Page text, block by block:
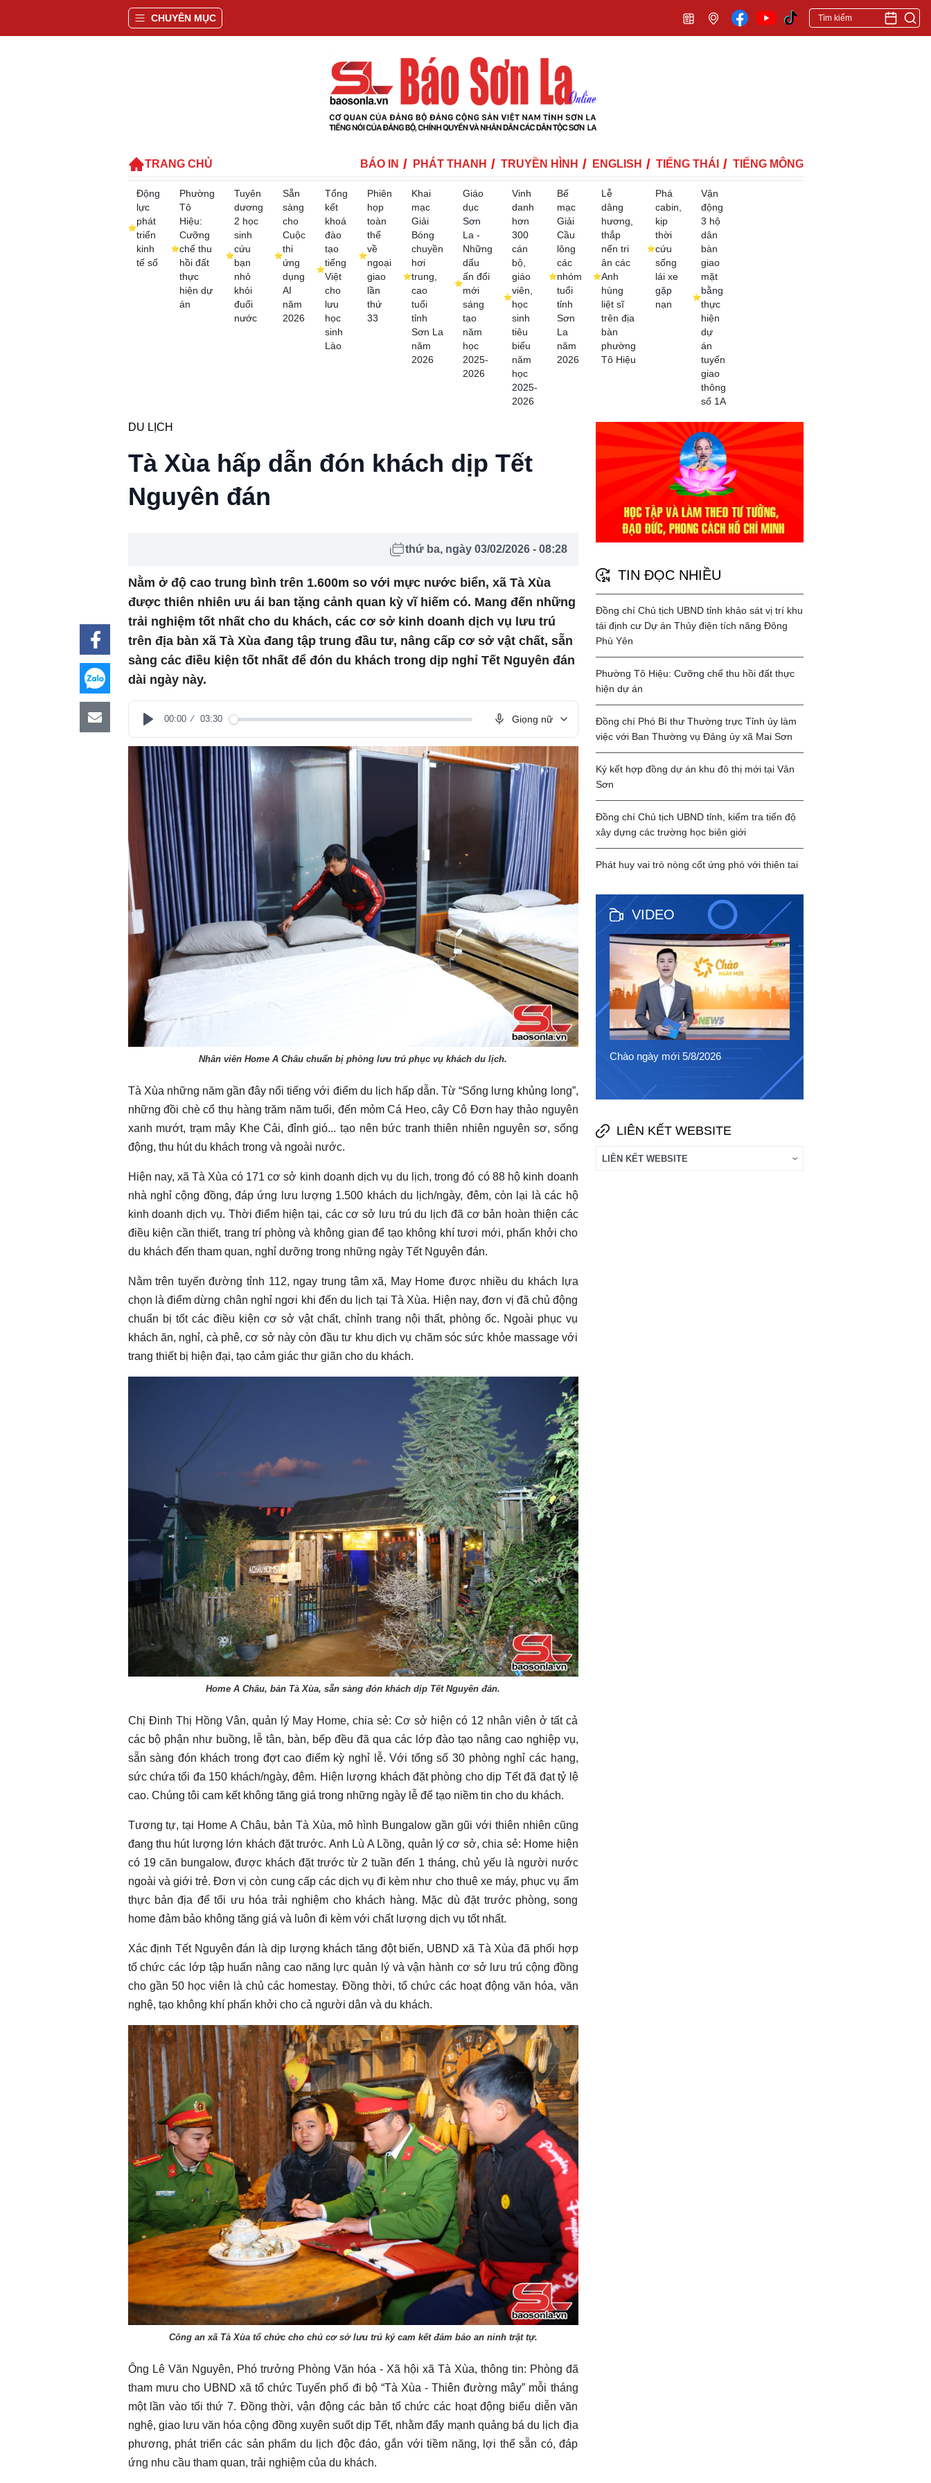
CHUYÊN MỤC
TRANG CHỦ BÁO IN PHÁT THANH TRUYỀN HÌNH ENGLISH TIẾNG THÁI TIẾNG MÔNG
Động
lực
phát
triển
kinh
tế số
Phường
Tô
Hiệu:
Cưỡng
chế thu
hồi đất
thực
hiện dự
án
Tuyên
dương
2 học
sinh
cứu
bạn
nhỏ
khỏi
đuối
nước
Sẵn
sàng
cho
Cuộc
thi
ứng
dụng
AI
năm
2026
Tổng
kết
khoá
đào
tạo
tiếng
Việt
cho
lưu
học
sinh
Lào
Phiên
họp
toàn
thể
về
ngoại
giao
lần
thứ
33
Khai
mạc
Giải
Bóng
chuyền
hơi
trung,
cao
tuổi
tỉnh
Sơn La
năm
2026
Giáo
dục
Sơn
La -
Những
dấu
ấn đổi
mới
sáng
tạo
năm
học
2025-
2026
Vinh
danh
hơn
300
cán
bộ,
giáo
viên,
học
sinh
tiêu
biểu
năm
học
2025-
2026
Bế
mạc
Giải
Cầu
lông
các
nhóm
tuổi
tỉnh
Sơn
La
năm
2026
Lễ
dâng
hương,
thắp
nến tri
ân các
Anh
hùng
liệt sĩ
trên địa
bàn
phường
Tô Hiệu
Phá
cabin,
kịp
thời
cứu
sống
lái xe
gặp
nạn
Vận
động
3 hộ
dân
bàn
giao
mặt
bằng
thực
hiện
dự
án
tuyến
giao
thông
số 1A
DU LỊCH
Tà Xùa hấp dẫn đón khách dịp Tết
Nguyên đán
thứ ba, ngày 03/02/2026 - 08:28
Nằm ở độ cao trung bình trên 1.600m so với mực nước biển, xã Tà Xùa
được thiên nhiên ưu ái ban tặng cảnh quan kỳ vĩ hiếm có. Mang đến những
trải nghiệm tốt nhất cho du khách, các cơ sở kinh doanh dịch vụ lưu trú
trên địa bàn xã Tà Xùa đang tập trung đầu tư, nâng cấp cơ sở vật chất, sẵn
sàng các điều kiện tốt nhất để đón du khách trong dịp nghỉ Tết Nguyên đán
dài ngày này.
Play
00:00 03:30 Giọng nữ
Nhân viên Home A Châu chuẩn bị phòng lưu trú phục vụ khách du lịch.
Tà Xùa những năm gần đây nổi tiếng với điểm du lịch hấp dẫn. Từ “Sống lưng khủng long”,
những đồi chè cổ thụ hàng trăm năm tuổi, đến mỏm Cá Heo, cây Cô Đơn hay thảo nguyên
xanh mướt, trạm mây Khe Cải, đỉnh gió... tạo nên bức tranh thiên nhiên nguyên sơ, sống
động, thu hút du khách trong và ngoài nước.
Hiện nay, xã Tà Xùa có 171 cơ sở kinh doanh dịch vụ du lịch, trong đó có 88 hộ kinh doanh
nhà nghỉ cộng đồng, đáp ứng lưu lượng 1.500 khách du lịch/ngày, đêm, còn lại là các hộ
kinh doanh dịch vụ. Thời điểm hiện tại, các cơ sở lưu trú du lịch đã cơ bản hoàn thiện các
điều kiện cần thiết, trang trí phòng và không gian để tạo không khí tươi mới, phấn khởi cho
du khách đến tham quan, nghỉ dưỡng trong những ngày Tết Nguyên đán.
Nằm trên tuyến đường tỉnh 112, ngay trung tâm xã, May Home được nhiều du khách lựa
chọn là điểm dừng chân nghỉ ngơi khi đến du lịch tại Tà Xùa. Hiện nay, đơn vị đã chủ động
chuẩn bị tốt các điều kiện cơ sở vật chất, chỉnh trang nội thất, phòng ốc. Ngoài phục vụ
khách ăn, nghỉ, cà phê, cơ sở này còn đầu tư khu dịch vụ chăm sóc sức khỏe massage với
trang thiết bị hiện đại, tạo cảm giác thư giãn cho du khách.
Home A Châu, bản Tà Xùa, sẵn sàng đón khách dịp Tết Nguyên đán.
Chị Đinh Thị Hồng Vân, quản lý May Home, chia sẻ: Cơ sở hiện có 12 nhân viên ở tất cả
các bộ phận như buồng, lễ tân, bàn, bếp đều đã qua các lớp đào tạo nâng cao nghiệp vụ,
sẵn sàng đón khách trong đợt cao điểm kỳ nghỉ lễ. Với tổng số 30 phòng nghỉ các hạng,
sức chứa tối đa 150 khách/ngày, đêm. Hiện lượng khách đặt phòng cho dịp Tết đã đạt tỷ lệ
cao. Chúng tôi cam kết không tăng giá trong những ngày lễ để tạo niềm tin cho du khách.
Tương tự, tại Home A Châu, bản Tà Xùa, mô hình Bungalow gần gũi với thiên nhiên cũng
đang thu hút lượng lớn khách đặt trước. Anh Lù A Lồng, quản lý cơ sở, chia sẻ: Home hiện
có 19 căn bungalow, được khách đặt trước từ 2 tuần đến 1 tháng, chủ yếu là người nước
ngoài và giới trẻ. Đơn vị còn cung cấp các dịch vụ đi kèm như cho thuê xe máy, phục vụ ẩm
thực bản địa để tối ưu hóa trải nghiệm cho khách hàng. Mặc dù đặt trước phòng, song
home đảm bảo không tăng giá và luôn đi kèm với chất lượng dịch vụ tốt nhất.
Xác định Tết Nguyên đán là dịp lượng khách tăng đột biến, UBND xã Tà Xùa đã phối hợp
tổ chức các lớp tập huấn nâng cao năng lực quản lý và vận hành cơ sở lưu trú cộng đồng
cho gần 50 học viên là chủ các homestay. Đồng thời, tổ chức các hoạt động văn hóa, văn
nghệ, tạo không khí phấn khởi cho cả người dân và du khách.
Công an xã Tà Xùa tổ chức cho chủ cơ sở lưu trú ký cam kết đảm bảo an ninh trật tự.
Ông Lê Văn Nguyên, Phó trưởng Phòng Văn hóa - Xã hội xã Tà Xùa, thông tin: Phòng đã
tham mưu cho UBND xã tổ chức Tuyến phố đi bộ “Tà Xùa - Thiên đường mây” mỗi tháng
một lần vào tối thứ 7. Đồng thời, vận động các bản tổ chức các hoạt động biểu diễn văn
nghệ, giao lưu văn hóa cộng đồng xuyên suốt dịp Tết, nhằm đẩy mạnh quảng bá du lịch địa
phương, phát triển các sản phẩm du lịch độc đáo, gắn với tiềm năng, lợi thế sẵn có, đáp
ứng nhu cầu tham quan, trải nghiệm của du khách.
TIN ĐỌC NHIỀU
Đồng chí Chủ tịch UBND tỉnh khảo sát vị trí khu
tái định cư Dự án Thủy điện tích năng Đông
Phù Yên
Phường Tô Hiệu: Cưỡng chế thu hồi đất thực
hiện dự án
Đồng chí Phó Bí thư Thường trực Tỉnh ủy làm
việc với Ban Thường vụ Đảng ủy xã Mai Sơn
Ký kết hợp đồng dự án khu đô thị mới tại Vân
Sơn
Đồng chí Chủ tịch UBND tỉnh, kiểm tra tiến độ
xây dựng các trường học biên giới
Phát huy vai trò nòng cốt ứng phó với thiên tai
VIDEO
Chào ngày mới 1/8/2026 Chào ngày mới 31/7/2026
Chào ngày mới 6/8/2026 Chào ngày mới 5/8/2026
Chào ngày mới 4/8/2026
LIÊN KẾT WEBSITE